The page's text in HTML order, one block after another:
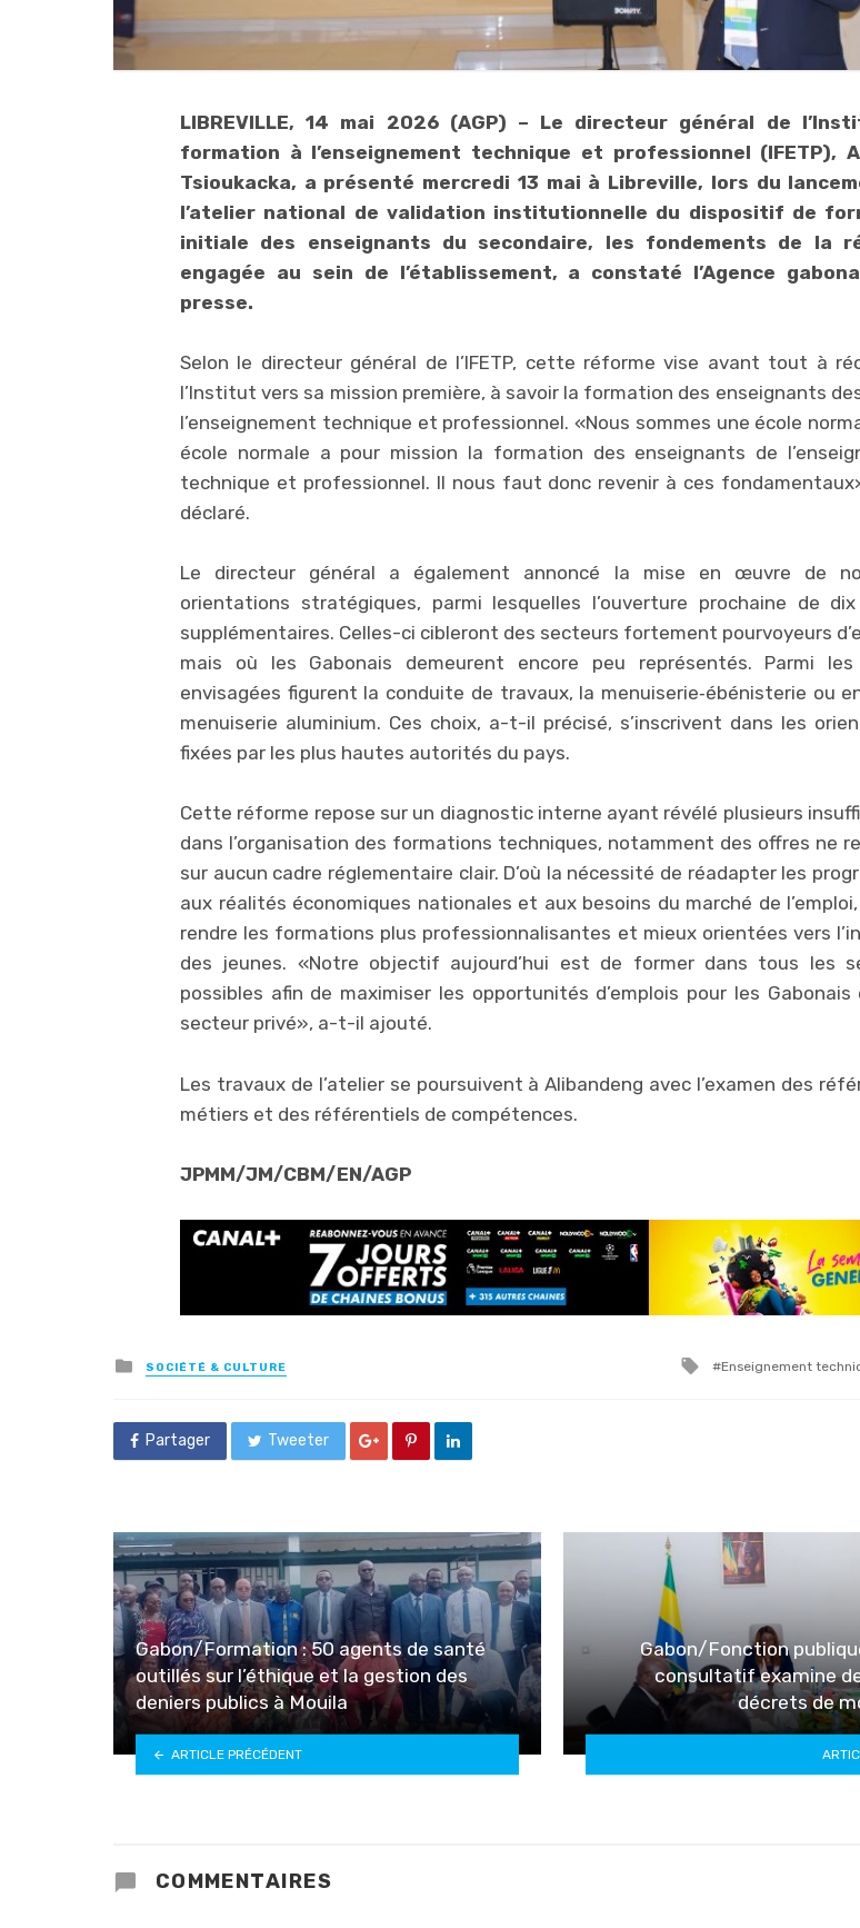
LIBREVILLE, 14 mai 2026 (AGP) – Le directeur général de
formation à l’enseignement technique et professionnel (IFETP),
Tsioukacka, a présenté mercredi 13 mai à Libreville, lors du
l’atelier national de validation institutionnelle du dispositif de
initiale des enseignants du secondaire, les fondements de la
engagée au sein de l’établissement, a constaté l’Agence
presse.
Selon le directeur général de l’IFETP, cette réforme vise avant tout à
l’Institut vers sa mission première, à savoir la formation des enseignants
l’enseignement technique et professionnel. «Nous sommes une école
école normale a pour mission la formation des enseignants de
technique et professionnel. Il nous faut donc revenir à ces
déclaré.
Le directeur général a également annoncé la mise en œuvre de
orientations stratégiques, parmi lesquelles l’ouverture prochaine de
supplémentaires. Celles-ci cibleront des secteurs fortement pourvoyeurs
mais où les Gabonais demeurent encore peu représentés. Parmi les
envisagées figurent la conduite de travaux, la menuiserie‑ébénisterie ou
menuiserie aluminium. Ces choix, a-t-il précisé, s’inscrivent dans les
fixées par les plus hautes autorités du pays.
Cette réforme repose sur un diagnostic interne ayant révélé plusieurs
dans l’organisation des formations techniques, notamment des offres ne
sur aucun cadre réglementaire clair. D’où la nécessité de réadapter les
aux réalités économiques nationales et aux besoins du marché de
rendre les formations plus professionnalisantes et mieux orientées vers
des jeunes. «Notre objectif aujourd’hui est de former dans tous les
possibles afin de maximiser les opportunités d’emplois pour les Gabonais
secteur privé», a-t-il ajouté.
Les travaux de l’atelier se poursuivent à Alibandeng avec l’examen des
métiers et des référentiels de compétences.
JPMM/JM/CBM/EN/AGP
Posted
in
SOCIÉTÉ & CULTURE
Tagged
Enseignement
Partager Tweeter
Gabon/Formation : 50 agents de santé
outillés sur l’éthique et la gestion des
deniers publics à Mouila
ARTICLE PRÉCÉDENT
Gabon/Fonction
consultatif examine
décrets de
COMMENTAIRES